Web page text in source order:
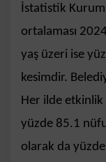
İstatistik
ortalaması
yaş üzeri ise
kesimdir.
Her ilde
yüzde 85.1
olarak da